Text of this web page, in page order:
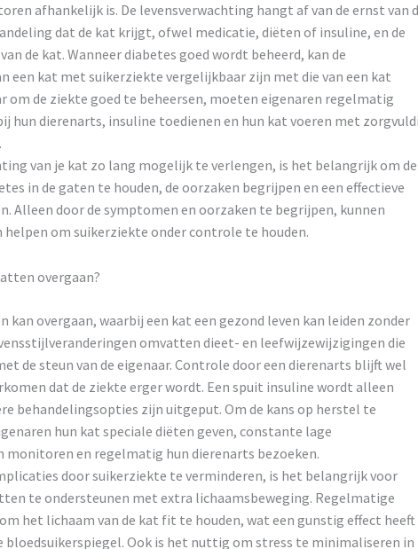
afhankelijk is. De levensverwachting hangt af van de ernst van
dat de kat krijgt, ofwel medicatie, diëten of insuline, en de
de kat. Wanneer diabetes goed wordt beheerd, kan de
een kat met suikerziekte vergelijkbaar zijn met die van een kat
om de ziekte goed te beheersen, moeten eigenaren regelmatig
hun dierenarts, insuline toedienen en hun kat voeren met
van je kat zo lang mogelijk te verlengen, is het belangrijk om de
in de gaten te houden, de oorzaken begrijpen en een effectieve
Alleen door de symptomen en oorzaken te begrijpen, kunnen
om suikerziekte onder controle te houden.
overgaan?
kan overgaan, waarbij een kat een gezond leven kan leiden zonder
omvatten dieet- en leefwijzewijzigingen die
de steun van de eigenaar. Controle door een dierenarts blijft wel
dat de ziekte erger wordt. Een spuit insuline wordt alleen
behandelingsopties zijn uitgeput. Om de kans op herstel te
hun kat speciale diëten geven, constante lage
monitoren en regelmatig hun dierenarts bezoeken.
door suikerziekte te verminderen, is het belangrijk voor
te ondersteunen met extra lichaamsbeweging. Regelmatige
het lichaam van de kat fit te houden, wat een gunstig effect heeft
bloedsuikerspiegel. Ook is het nuttig om stress te minimaliseren in